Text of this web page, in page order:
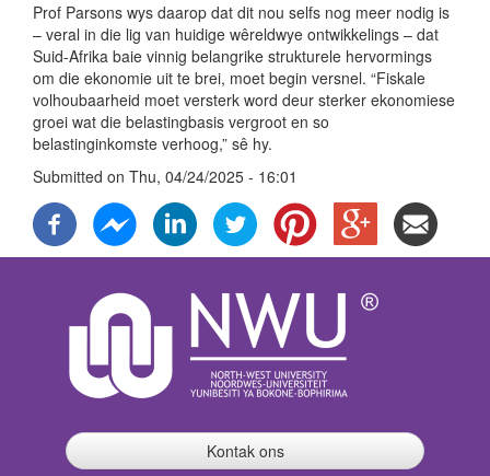
Prof Parsons wys daarop dat dit nou selfs nog meer nodig is
– veral in die lig van huidige wêreldwye ontwikkelings – dat
Suid-Afrika baie vinnig belangrike strukturele hervormings
om die ekonomie uit te brei, moet begin versnel. “Fiskale
volhoubaarheid moet versterk word deur sterker ekonomiese
groei wat die belastingbasis vergroot en so
belastinginkomste verhoog,” sê hy.
Submitted on Thu, 04/24/2025 - 16:01
Kontak ons